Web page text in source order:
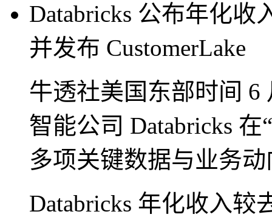
Databricks 公布年化收
并发布 CustomerLake
牛透社美国东部时间 6
智能公司 Databricks
多项关键数据与业务
Databricks 年化收入较